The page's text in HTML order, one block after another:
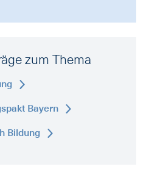
zum Thema
Bayern
Bildung